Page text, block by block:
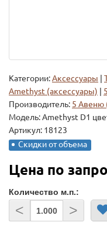
Категории:Аксессуары
Amethyst (аксессуары)
Производитель: 5 Авеню
Модель:Amethyst D1
Артикул: 18123
Скидки от объема
Цена по
Количество м.п.:
< >